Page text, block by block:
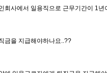
회사에서 일용직으로 근무기간이 1년
금을 지급해야하나요..??